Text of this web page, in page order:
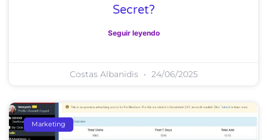
Secret?
Seguir leyendo
Costas Albanidis 24/06/2025
Marketing